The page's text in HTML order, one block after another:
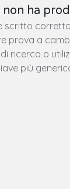
non ha
scritto
prova a
ricerca o
più